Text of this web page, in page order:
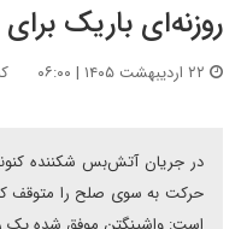
روزنه‌ای باریک
کد
در جریان آتش‌بس شکننده
حرکت به‌ سوی صلح را متوقف